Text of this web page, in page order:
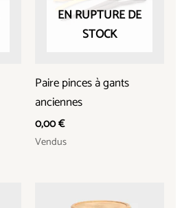
EN RUPTURE DE
STOCK
Paire pinces à gants
anciennes
0,00€
Vendus